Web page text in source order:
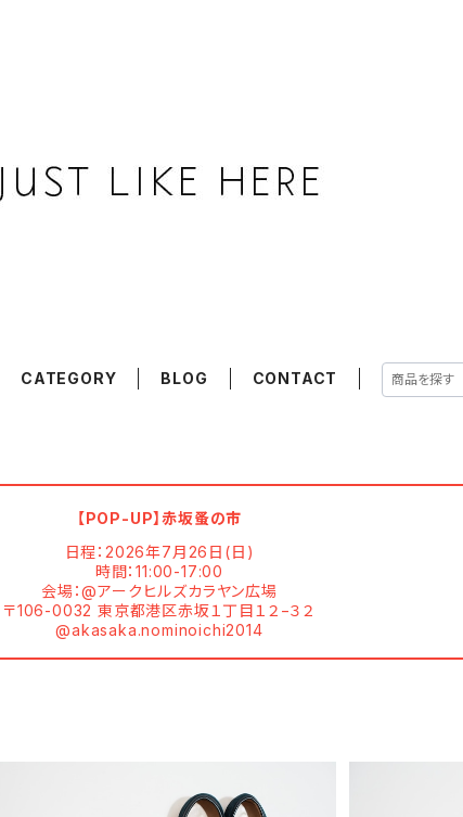
CATEGORY BLOG CONTACT
【POP-UP】赤坂蚤の市
日程：2026年7月26日(日)
時間：11:00-17:00
会場：@アークヒルズカラヤン広場
〒106-0032 東京都港区赤坂１丁目１２−３２
@akasaka.nominoichi2014